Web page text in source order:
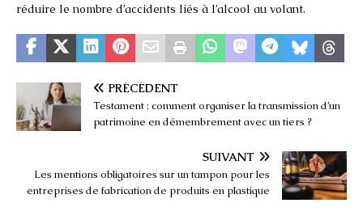
réduire le nombre d’accidents liés à l’alcool au volant.
PRÉCÉDENT
Testament : comment organiser la transmission d’un
patrimoine en démembrement avec un tiers ?
SUIVANT
Les mentions obligatoires sur un tampon pour les
entreprises de fabrication de produits en plastique